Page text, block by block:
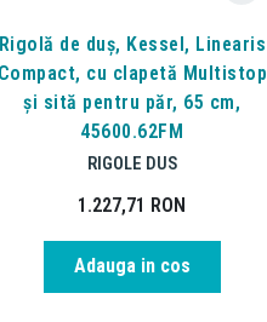
Rigolă de duș, Kessel, Linearis
Compact, cu clapetă Multistop
și sită pentru păr, 65 cm,
45600.62FM
RIGOLE DUS
1.227,71 RON
Adauga in cos